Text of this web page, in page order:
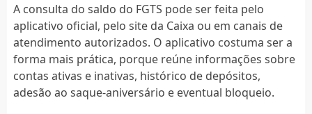
A consulta do saldo do FGTS pode ser feita pelo
aplicativo oficial, pelo site da Caixa ou em canais de
atendimento autorizados. O aplicativo costuma ser a
forma mais prática, porque reúne informações sobre
contas ativas e inativas, histórico de depósitos,
adesão ao saque-aniversário e eventual bloqueio.